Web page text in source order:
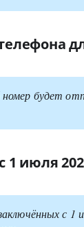
будет
июля
с 1